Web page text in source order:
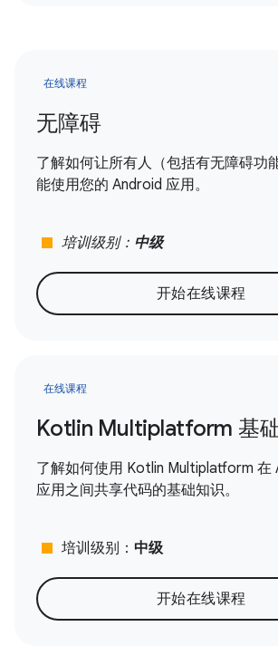
在线课程
无障碍
了解如何让所有人（包括有无障碍功
能使用您的 Android 应用。
stop 培训级别： 中级
开始在线课程
在线课程
Kotlin Multiplatform 基
了解如何使用 Kotlin Multiplatform 在
应用之间共享代码的基础知识。
stop 培训级别： 中级
开始在线课程